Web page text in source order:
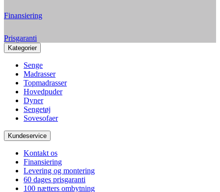
Finansiering
Prisgaranti
Kategorier
Senge
Madrasser
Topmadrasser
Hovedpuder
Dyner
Sengetøj
Sovesofaer
Kundeservice
Kontakt os
Finansiering
Levering og montering
60 dages prisgaranti
100 nætters ombytning